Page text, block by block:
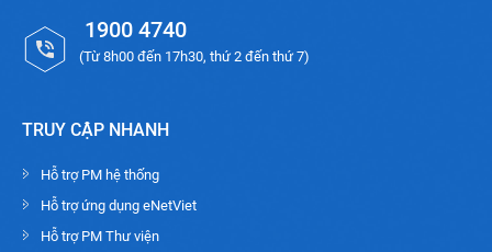
1900 4740
(Từ 8h00 đến 17h30, thứ 2 đến thứ 7)
TRUY CẬP NHANH
Hỗ trợ PM hệ thống
Hỗ trợ ứng dụng eNetViet
Hỗ trợ PM Thư viện